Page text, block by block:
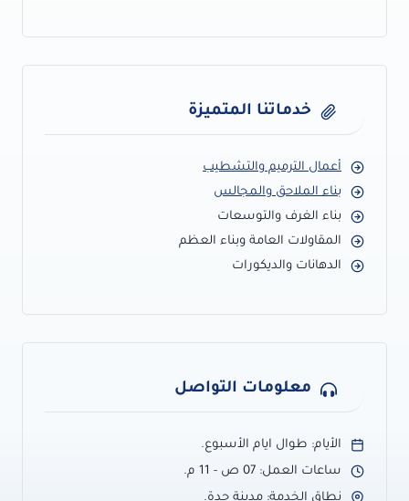
خدماتنا المتميزة
أعمال الترميم والتشطيب
بناء الملاحق والمجالس
بناء الغرف والتوسعات
المقاولات العامة وبناء العظم
الدهانات والديكورات
معلومات التواصل
الأيام: طوال ايام الأسبوع.
ساعات العمل: 07 ص - 11 م.
نطاق الخدمة: مدينة جدة.